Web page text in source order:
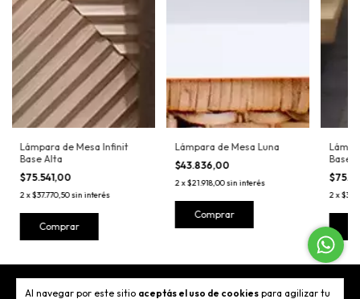
Al navegar por este sitio aceptás el uso de cookies para agilizar tu
Lámpara de Mesa Infinit
Base Alta
$75.541,00
2 x$37.770,50sin interés
Comprar
Lámpara de Mesa Luna
$43.836,00
2x$21.918,00sin interés
Comprar
Base
2 x